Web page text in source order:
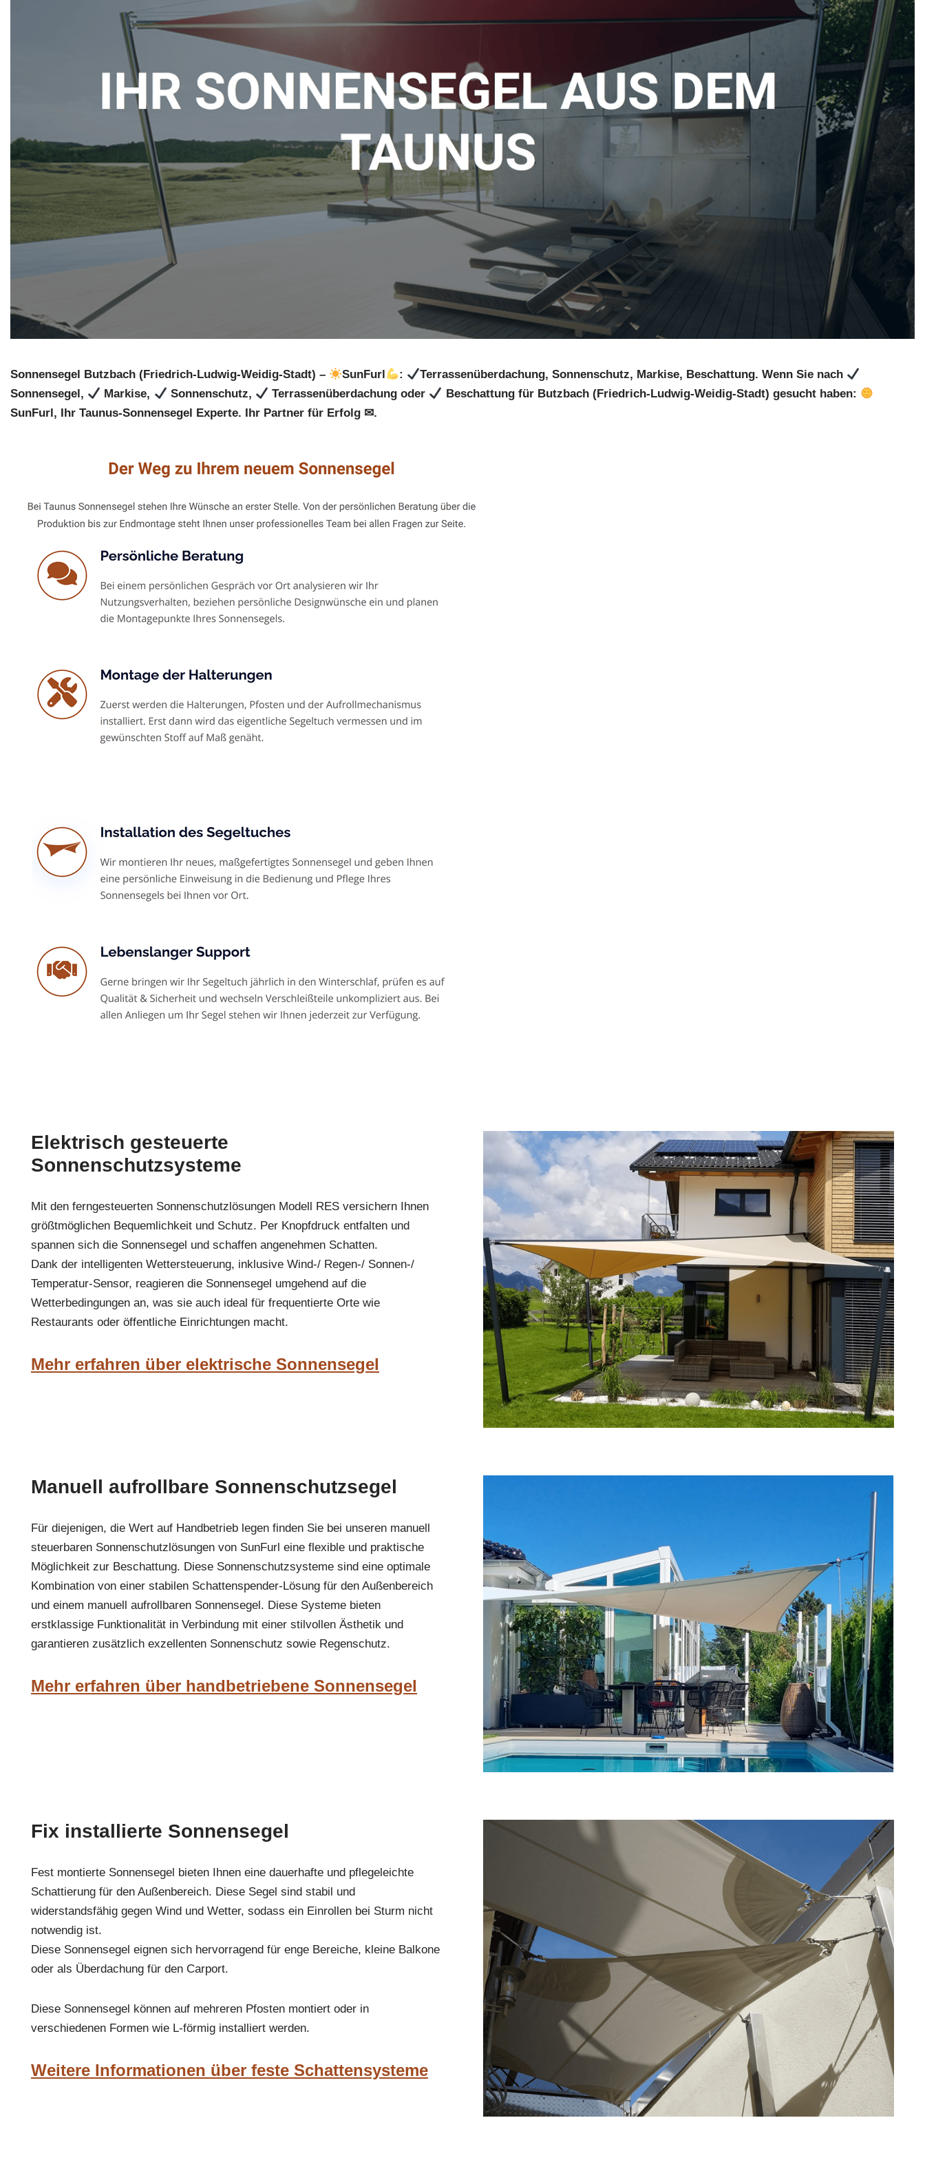
Sonnensegel Butzbach (Friedrich-Ludwig-Weidig-Stadt) – SunFurl :
Terrassenüberdachung, Sonnenschutz, Markise, Beschattung. Wenn Sie nach
Sonnensegel,
Markise, Sonnenschutz, Terrassenüberdachung oder
Beschattung für Butzbach (Friedrich-Ludwig-Weidig-Stadt) gesucht haben:
SunFurl, Ihr Taunus-Sonnensegel Experte. Ihr Partner für Erfolg ✉.
Elektrisch gesteuerte
Sonnenschutzsysteme
Mit den ferngesteuerten Sonnenschutzlösungen Modell RES versichern Ihnen
größtmöglichen Bequemlichkeit und Schutz. Per Knopfdruck entfalten und
spannen sich die Sonnensegel und schaffen angenehmen Schatten.
Dank der intelligenten Wettersteuerung, inklusive Wind-/ Regen-/ Sonnen-/
Temperatur-Sensor, reagieren die Sonnensegel umgehend auf die
Wetterbedingungen an, was sie auch ideal für frequentierte Orte wie
Restaurants oder öffentliche Einrichtungen macht.
Mehr erfahren über elektrische Sonnensegel
Manuell aufrollbare Sonnenschutzsegel
Für diejenigen, die Wert auf Handbetrieb legen finden Sie bei unseren manuell
steuerbaren Sonnenschutzlösungen von SunFurl eine flexible und praktische
Möglichkeit zur Beschattung. Diese Sonnenschutzsysteme sind eine optimale
Kombination von einer stabilen Schattenspender-Lösung für den Außenbereich
und einem manuell aufrollbaren Sonnensegel. Diese Systeme bieten
erstklassige Funktionalität in Verbindung mit einer stilvollen Ästhetik und
garantieren zusätzlich exzellenten Sonnenschutz sowie Regenschutz.
Mehr erfahren über handbetriebene Sonnensegel
Fix installierte Sonnensegel
Fest montierte Sonnensegel bieten Ihnen eine dauerhafte und pflegeleichte
Schattierung für den Außenbereich. Diese Segel sind stabil und
widerstandsfähig gegen Wind und Wetter, sodass ein Einrollen bei Sturm nicht
notwendig ist.
Diese Sonnensegel eignen sich hervorragend für enge Bereiche, kleine Balkone
oder als Überdachung für den Carport.
Diese Sonnensegel können auf mehreren Pfosten montiert oder in
verschiedenen Formen wie L-förmig installiert werden.
Weitere Informationen über feste Schattensysteme